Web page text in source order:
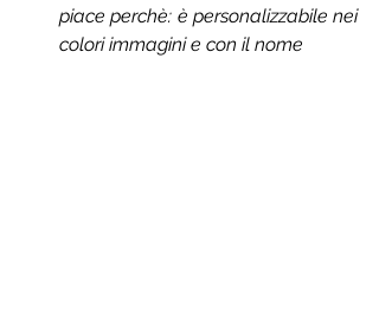
piace perchè: è personalizzabile nei
colori immagini e con il nome